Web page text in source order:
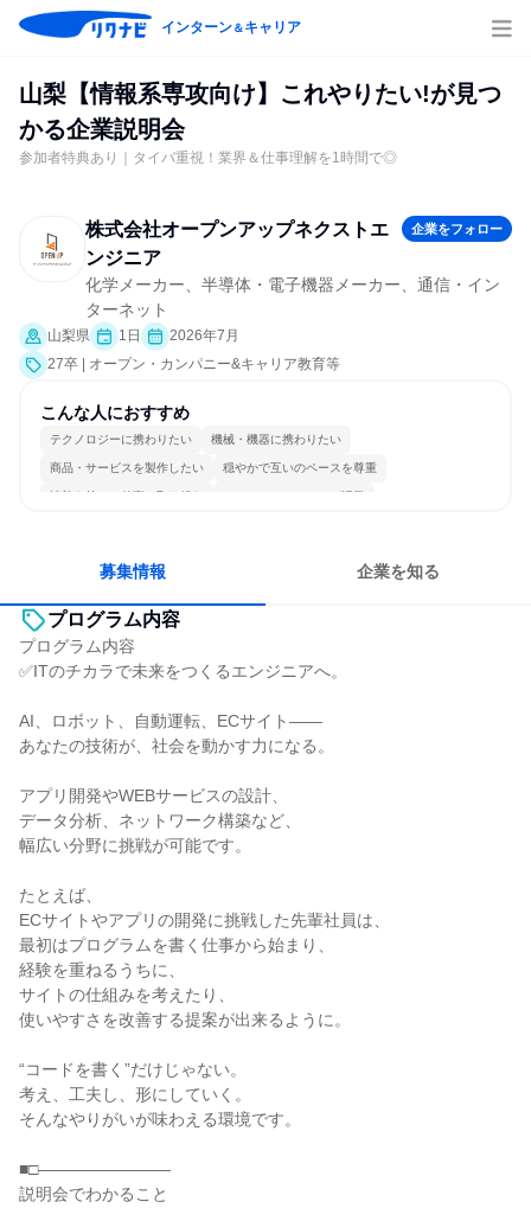
インターン＆キャリア
山梨【情報系専攻向け】これやりたい!が見つ
かる企業説明会
参加者特典あり｜タイパ重視！業界＆仕事理解を1時間で◎
株式会社オープンアップネクストエ
ンジニア
企業をフォロー
化学メーカー、半導体・電子機器メーカー、通信・イン
ターネット
山梨県 1日
2026年7月
27卒 | オープン・カンパニー&キャリア教育等
こんな人におすすめ
テクノロジーに携わりたい 機械・機器に携わりたい
商品・サービスを製作したい 穏やかで互いのペースを尊重
情熱を持って仕事に取り組む コミュニケーションが活発
募集情報 企業を知る
プログラム内容
プログラム内容
✅ITのチカラで未来をつくるエンジニアへ。
AI、ロボット、自動運転、ECサイト――
あなたの技術が、社会を動かす力になる。
アプリ開発やWEBサービスの設計、
データ分析、ネットワーク構築など、
幅広い分野に挑戦が可能です。
たとえば、
ECサイトやアプリの開発に挑戦した先輩社員は、
最初はプログラムを書く仕事から始まり、
経験を重ねるうちに、
サイトの仕組みを考えたり、
使いやすさを改善する提案が出来るように。
“コードを書く”だけじゃない。
考え、工夫し、形にしていく。
そんなやりがいが味わえる環境です。
■□――――――――
説明会でわかること